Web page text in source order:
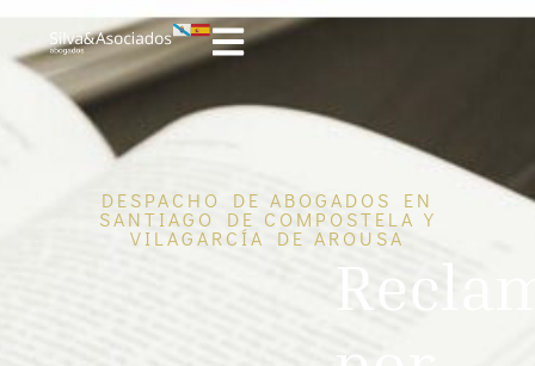
DESPACHO DE ABOGADOS EN
SANTIAGO DE COMPOSTELA Y
VILAGARCÍA DE AROUSA